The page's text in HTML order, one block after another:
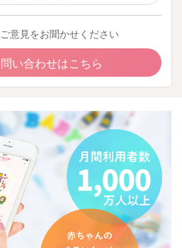
意見をお聞かせください
い合わせはこちら